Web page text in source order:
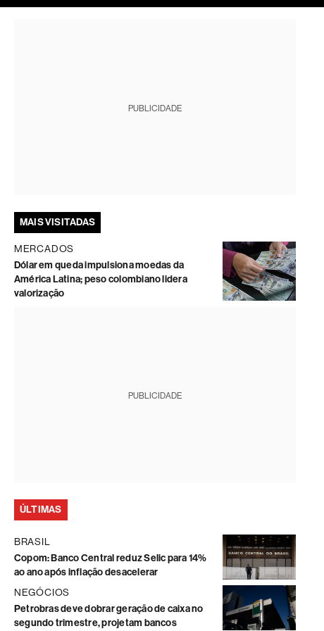
PUBLICIDADE
MAIS VISITADAS
MERCADOS
Dólar em queda impulsiona moedas da
América Latina; peso colombiano lidera
valorização
PUBLICIDADE
ÚLTIMAS
BRASIL
Copom: Banco Central reduz Selic para 14%
ao ano após inflação desacelerar
NEGÓCIOS
Petrobras deve dobrar geração de caixa no
segundo trimestre, projetam bancos